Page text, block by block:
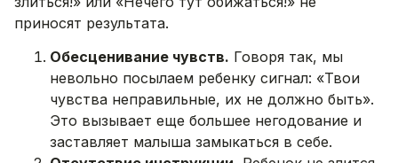
приносят результата.
Обесценивание чувств. Говоря так, мы
невольно посылаем ребенку сигнал: «Твои
чувства неправильные, их не должно быть».
Это вызывает еще большее негодование и
заставляет малыша замыкаться в себе.